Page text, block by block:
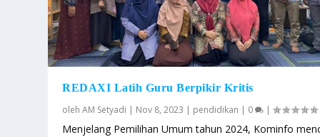
REDAXI Latih Guru Berpikir Kritis
olehAM Setyadi | Nov 8, 2023 | pendidikan | 0 |
Menjelang Pemilihan Umum tahun 2024, Kominfo